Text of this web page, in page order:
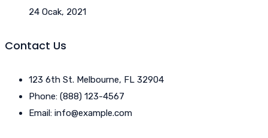
24 Ocak, 2021
Contact Us
123 6th St. Melbourne, FL 32904
Phone: (888) 123-4567
Email: info@example.com